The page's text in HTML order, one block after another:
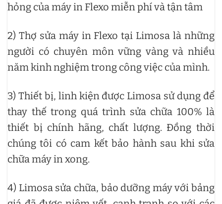
hỏng của máy in Flexo miễn phí và tận tâm
2) Thợ sửa máy in Flexo tại Limosa là những
người có chuyên môn vững vàng và nhiều
năm kinh nghiệm trong công việc của mình.
3) Thiết bị, linh kiện được Limosa sử dụng để
thay thế trong quá trình sửa chữa 100% là
thiết bị chính hãng, chất lượng. Đồng thời
chúng tôi có cam kết bảo hành sau khi sửa
chữa máy in xong.
4) Limosa sửa chữa, bảo dưỡng máy với bảng